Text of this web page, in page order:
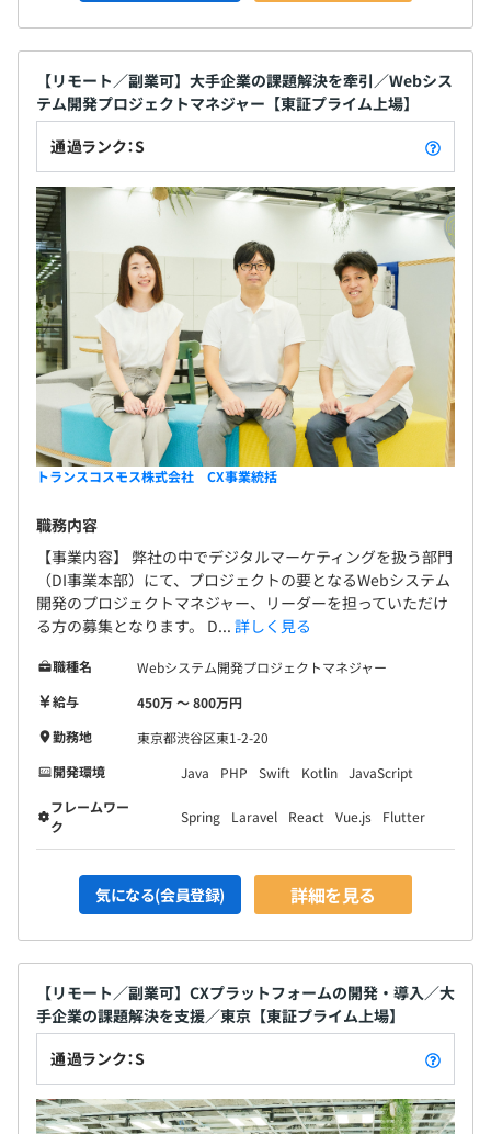
【リモート／副業可】大手企業の課題解決を牽引／Webシス
テム開発プロジェクトマネジャー【東証プライム上場】
通過ランク：S
トランスコスモス株式会社 CX事業統括
職務内容
【事業内容】 弊社の中でデジタルマーケティングを扱う部門
（DI事業本部）にて、プロジェクトの要となるWebシステム
開発のプロジェクトマネジャー、リーダーを担っていただけ
る方の募集となります。 D... 詳しく見る
職種名
Webシステム開発プロジェクトマネジャー
給与
450万 〜 800万円
勤務地
東京都渋谷区東1-2-20
開発環境
Java PHP Swift Kotlin JavaScript
フレームワー
ク
Spring Laravel React Vue.js Flutter
気になる(会員登録) 詳細を見る
【リモート／副業可】CXプラットフォームの開発・導入／大
手企業の課題解決を支援／東京【東証プライム上場】
通過ランク：S